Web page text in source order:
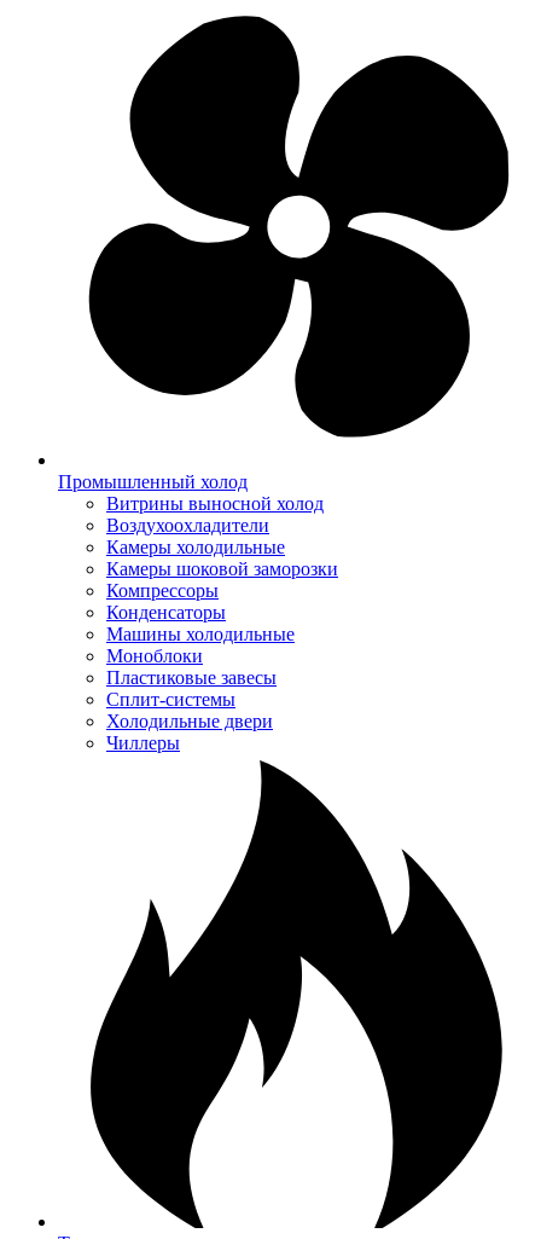
Промышленный холод
Витрины выносной холод
Воздухоохладители
Камеры холодильные
Камеры шоковой заморозки
Компрессоры
Конденсаторы
Машины холодильные
Моноблоки
Пластиковые завесы
Сплит-системы
Холодильные двери
Чиллеры